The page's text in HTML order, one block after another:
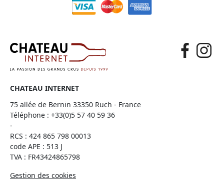
CHATEAU INTERNET
75 allée de Bernin 33350 Ruch - France
Téléphone : +33(0)5 57 40 59 36
-
RCS : 424 865 798 00013
code APE : 513 J
TVA : FR43424865798
Gestion des cookies